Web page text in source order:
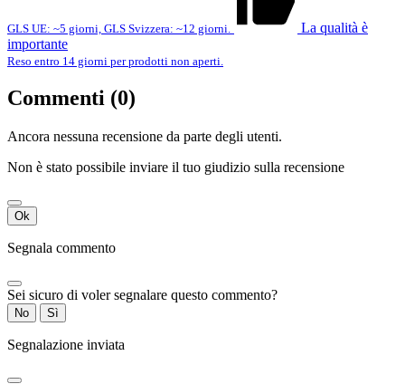
GLS UE: ~5 giorni, GLS Svizzera: ~12 giorni.
La qualità è
importante
Reso entro 14 giorni per prodotti non aperti.
Commenti (0)
Ancora nessuna recensione da parte degli utenti.
Non è stato possibile inviare il tuo giudizio sulla recensione
Ok
Segnala commento
Sei sicuro di voler segnalare questo commento?
No Sì
Segnalazione inviata